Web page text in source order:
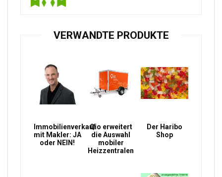
VERWANDTE PRODUKTE
Immobilienverkauf
mit Makler: JA
oder NEIN!
Qio erweitert
die Auswahl
mobiler
Heizzentralen
Der Haribo
Shop